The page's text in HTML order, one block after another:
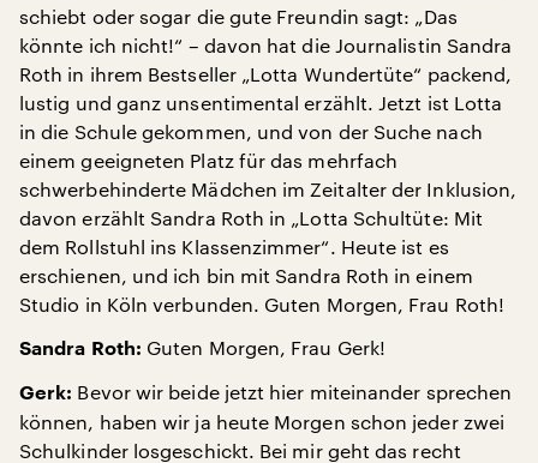
schiebt oder sogar die gute Freundin sagt: „Das
könnte ich nicht!“ – davon hat die Journalistin Sandra
Roth in ihrem Bestseller „Lotta Wundertüte“ packend,
lustig und ganz unsentimental erzählt. Jetzt ist Lotta
in die Schule gekommen, und von der Suche nach
einem geeigneten Platz für das mehrfach
schwerbehinderte Mädchen im Zeitalter der Inklusion,
davon erzählt Sandra Roth in „Lotta Schultüte: Mit
dem Rollstuhl ins Klassenzimmer“. Heute ist es
erschienen, und ich bin mit Sandra Roth in einem
Studio in Köln verbunden. Guten Morgen, Frau Roth!
Sandra Roth: Guten Morgen, Frau Gerk!
Gerk: Bevor wir beide jetzt hier miteinander sprechen
können, haben wir ja heute Morgen schon jeder zwei
Schulkinder losgeschickt. Bei mir geht das recht